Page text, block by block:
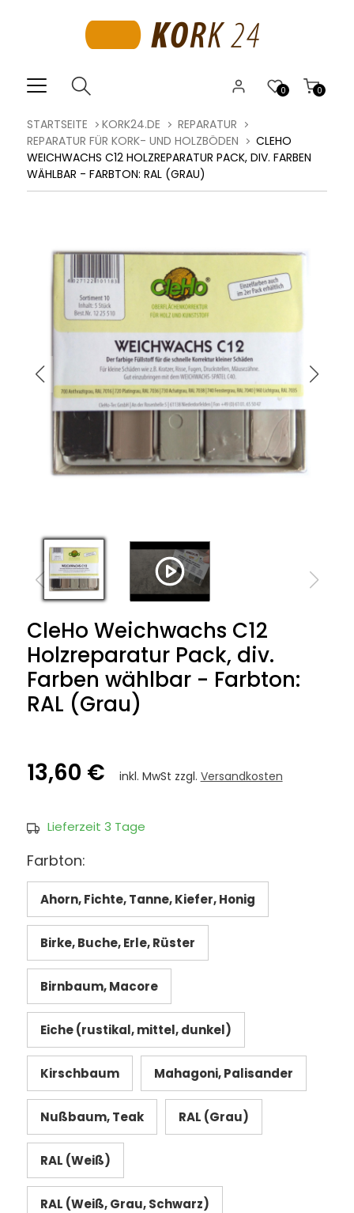
0
0
STARTSEITE KORK24.DE
REPARATUR
REPARATUR FÜR KORK- UND HOLZBÖDEN
CLEHO
WEICHWACHS C12 HOLZREPARATUR PACK, DIV. FARBEN
WÄHLBAR - FARBTON: RAL (GRAU)
CleHo Weichwachs C12
Holzreparatur Pack, div.
Farben wählbar - Farbton:
RAL (Grau)
13,60 € inkl. MwSt zzgl. Versandkosten
Lieferzeit 3 Tage
Farbton:
Ahorn, Fichte, Tanne, Kiefer, Honig
Birke, Buche, Erle, Rüster
Birnbaum, Macore
Eiche (rustikal, mittel, dunkel)
Kirschbaum Mahagoni, Palisander
Nußbaum, Teak RAL (Grau)
RAL (Weiß)
RAL (Weiß, Grau, Schwarz)